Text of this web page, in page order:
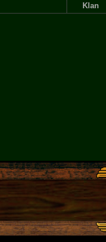
Klan